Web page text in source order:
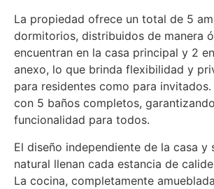
La propiedad ofrece un total de 5
dormitorios, distribuidos de manera
encuentran en la casa principal y 2
anexo, lo que brinda flexibilidad y
para residentes como para invitados.
con 5 baños completos,
funcionalidad para todos.
El diseño independiente de la casa y
natural llenan cada estancia de
La cocina, completamente